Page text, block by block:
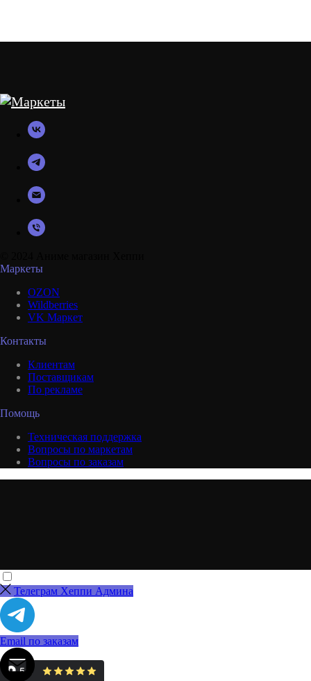
Маркеты
OZON
Wildberries
VK Маркет
Контакты
Клиентам
Поставщикам
По рекламе
Помощь
Техническая поддержка
Вопросы по маркетам
Вопросы по заказам
Телеграм Хеппи Админа
Email по заказам